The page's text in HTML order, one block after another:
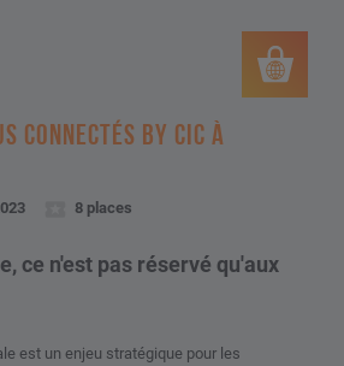
CONNECTÉS BY CIC À
8 places
ce n'est pas réservé qu'aux
est un enjeu stratégique pour les